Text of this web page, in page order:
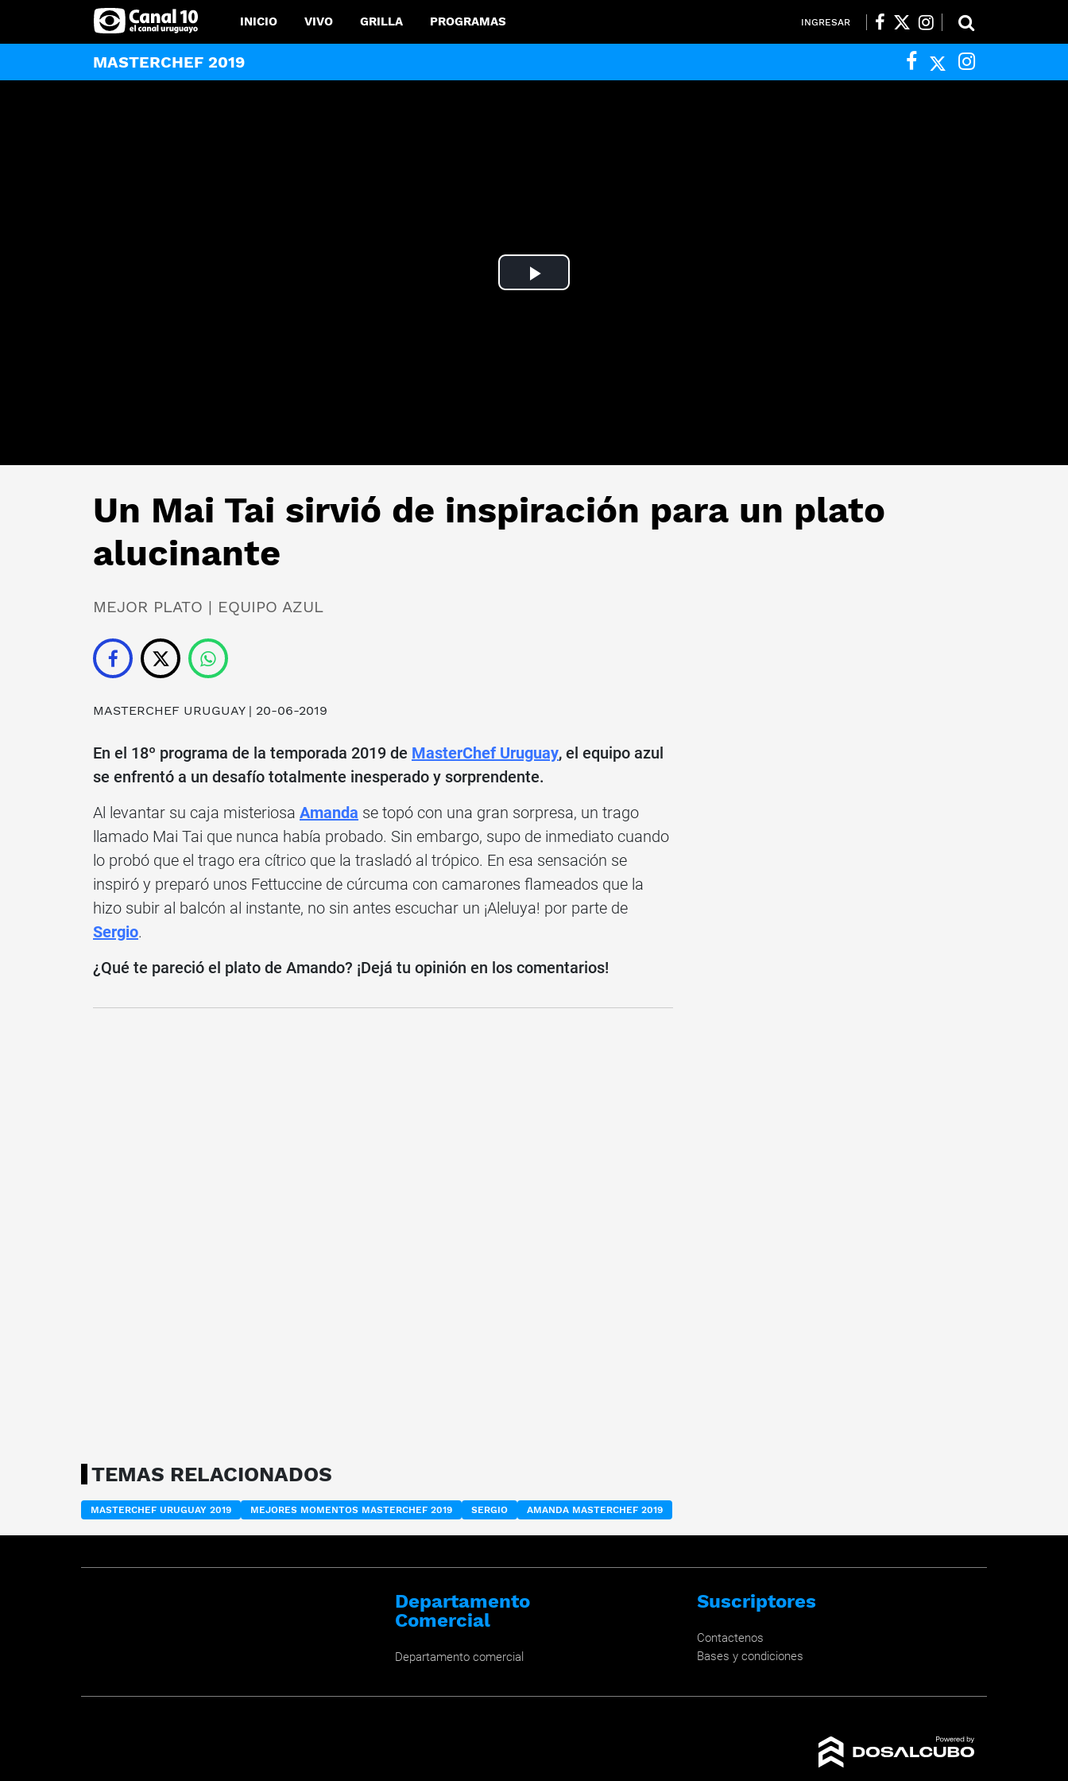
INICIO VIVO GRILLA PROGRAMAS INGRESAR
MASTERCHEF 2019
Play
Un Mai Tai sirvió de inspiración para un plato
alucinante
MEJOR PLATO | EQUIPO AZUL
MASTERCHEF URUGUAY | 20-06-2019
En el 18º programa de la temporada 2019 de MasterChef Uruguay, el equipo azul
se enfrentó a un desafío totalmente inesperado y sorprendente.
Al levantar su caja misteriosa Amanda se topó con una gran sorpresa, un trago
llamado Mai Tai que nunca había probado. Sin embargo, supo de inmediato cuando
lo probó que el trago era cítrico que la trasladó al trópico. En esa sensación se
inspiró y preparó unos Fettuccine de cúrcuma con camarones flameados que la
hizo subir al balcón al instante, no sin antes escuchar un ¡Aleluya! por parte de
Sergio.
¿Qué te pareció el plato de Amando? ¡Dejá tu opinión en los comentarios!
TEMAS RELACIONADOS
MASTERCHEF URUGUAY 2019 MEJORES MOMENTOS MASTERCHEF 2019 SERGIO AMANDA MASTERCHEF 2019
Departamento
Comercial
Departamento comercial
Suscriptores
Contactenos
Bases y condiciones